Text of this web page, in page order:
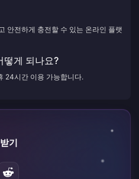
안전하게 충전할 수 있는 온라인 플랫
떻게 되나요?
24시간 이용 가능합니다.
기